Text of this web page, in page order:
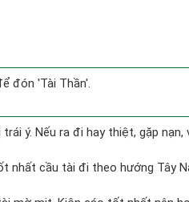
đón 'Tài Thần'.
ý. Nếu ra đi hay thiệt, gặp nạn,
nhất cầu tài đi theo hướng Tây